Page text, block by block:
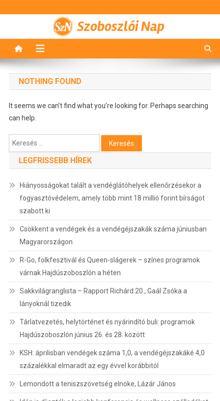
Szoboszlói Nap
NOTHING FOUND
It seems we can’t find what you’re looking for. Perhaps searching
can help.
Keresés:
LEGFRISSEBB HÍREK
Hiányosságokat talált a vendéglátóhelyek ellenőrzésekor a
fogyasztóvédelem, amely több mint 18 millió forint bírságot
szabott ki
Csökkent a vendégek és a vendégéjszakák száma júniusban
Magyarországon
R-Go, folkfesztivál és Queen-slágerek – színes programok
várnak Hajdúszoboszlón a héten
Sakkvilágranglista – Rapport Richárd 20., Gaál Zsóka a
lányoknál tizedik
Tárlatvezetés, helytörténet és nyárindító buli: programok
Hajdúszoboszlón június 26. és 28. között
KSH: áprilisban vendégek száma 1,0, a vendégéjszakáké 4,0
százalékkal elmaradt az egy évvel korábbitól
Lemondott a teniszszövetség elnöke, Lázár János